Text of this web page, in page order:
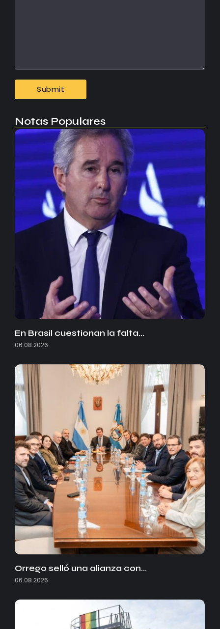
Notas Populares
En Brasil cuestionan la falta…
06.08.2026
Orrego selló una alianza con…
06.08.2026